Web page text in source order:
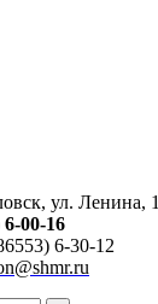
ул. Ленина,
00-16
6-30-12